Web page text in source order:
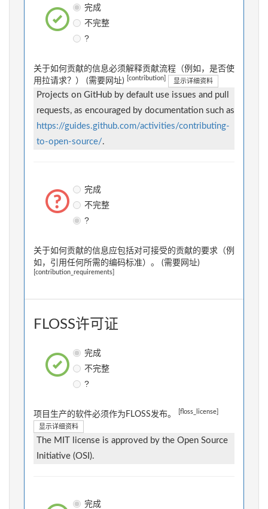
完成
不完整
?
关于如何贡献的信息必须解释贡献流程（例如，是否使
用拉请求？） (需要网址)
[contribution] 显示详细资料
Projects on GitHub by default use issues and pull
requests, as encouraged by documentation such as
https://guides.github.com/activities/contributing-
to-open-source/.
完成
不完整
?
关于如何贡献的信息应包括对可接受的贡献的要求（例
如，引用任何所需的编码标准）。 (需要网址)
[contribution_requirements]
FLOSS许可证
完成
不完整
?
项目生产的软件必须作为FLOSS发布。 [floss_license]
显示详细资料
The MIT license is approved by the Open Source
Initiative (OSI).
完成